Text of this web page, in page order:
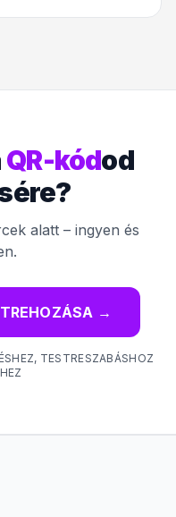
QR-kódod
alatt – ingyen és
→
TESTRESZABÁSHOZ